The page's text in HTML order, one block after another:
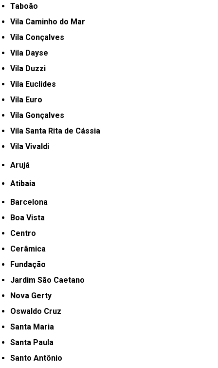
Taboão
Vila Caminho do Mar
Vila Conçalves
Vila Dayse
Vila Duzzi
Vila Euclides
Vila Euro
Vila Gonçalves
Vila Santa Rita de Cássia
Vila Vivaldi
Arujá
Atibaia
Barcelona
Boa Vista
Centro
Cerâmica
Fundação
Jardim São Caetano
Nova Gerty
Oswaldo Cruz
Santa Maria
Santa Paula
Santo Antônio